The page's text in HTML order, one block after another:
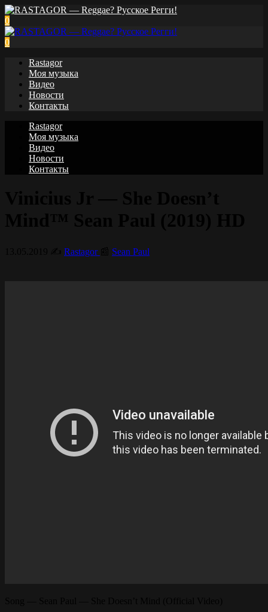
0
0
Rastagor
Моя музыка
Видео
Новости
Контакты
Rastagor
Моя музыка
Видео
Новости
Контакты
Rastagor Sean Paul